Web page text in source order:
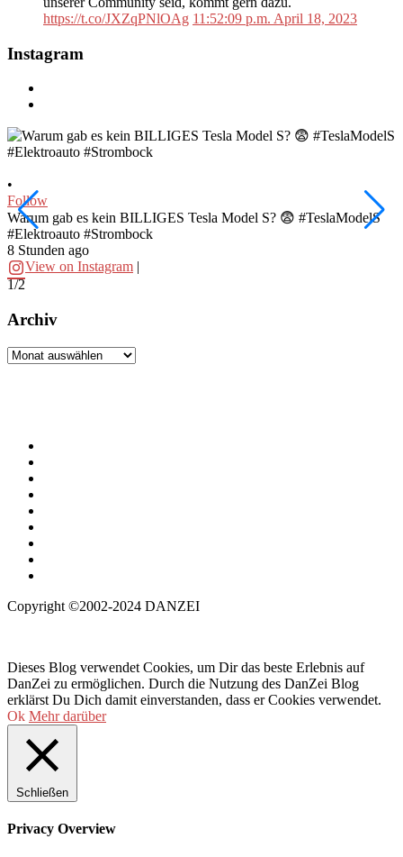
https://t.co/JXZqPNlOAg 11:52:09 p.m. April 18, 2023
Instagram
•
Follow
Warum gab es kein BILLIGES Tesla Model S? 😨 #TeslaModelS
#Elektroauto #Strombock
8 Stunden ago
View on Instagram |
1/2
Archiv
Archiv
Copyright ©2002-2024 DANZEI
Dieses Blog verwendet Cookies, um Dir das beste Erlebnis auf
DanZei zu ermöglichen. Durch die Nutzung des DanZei Blog
erklärst Du Dich damit einverstanden, dass er Cookies verwendet.
Ok Mehr darüber
Schließen
Privacy Overview